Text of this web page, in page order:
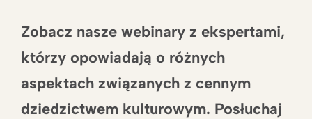
Zobacz nasze webinary z ekspertami,
którzy opowiadają o różnych
aspektach związanych z cennym
dziedzictwem kulturowym. Posłuchaj